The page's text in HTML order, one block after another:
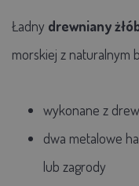
Ładny drewniany
morskiej z naturalnym
wykonane z
dwa metalowe
lub zagrody